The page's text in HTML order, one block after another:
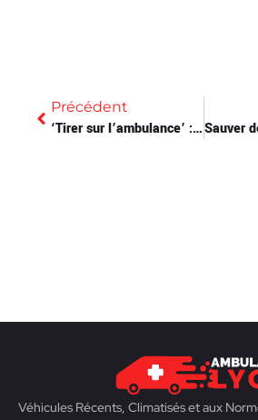
Précédent
‘Tirer sur l’ambulance’ : entre polémiques et débats dans le monde de la santé
Véhicules Récents, Climatisés et aux